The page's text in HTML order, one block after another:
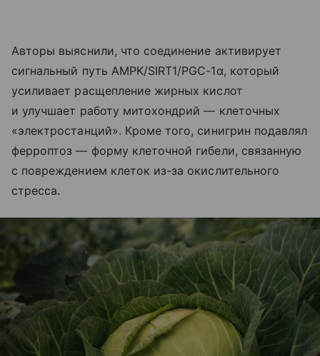
Авторы выяснили, что соединение активирует
сигнальный путь AMPK/SIRT1/PGC-1α, который
усиливает расщепление жирных кислот
и улучшает работу митохондрий — клеточных
«электростанций». Кроме того, синигрин подавлял
ферроптоз — форму клеточной гибели, связанную
с повреждением клеток из-за окислительного
стресса.